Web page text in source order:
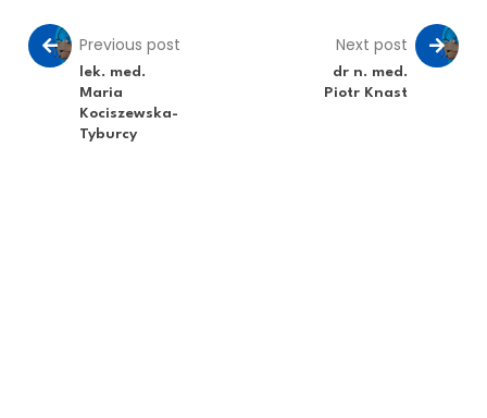
Previous post
lek. med.
Maria
Kociszewska-
Tyburcy
Next post
dr n. med.
Piotr Knast